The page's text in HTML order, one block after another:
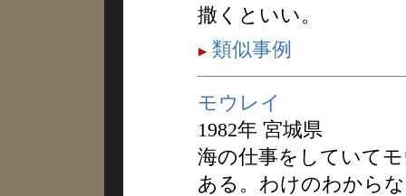
撒くといい。
類似事例
モウレイ
1982年 宮城県
海の仕事をしていて
ある。わけのわから